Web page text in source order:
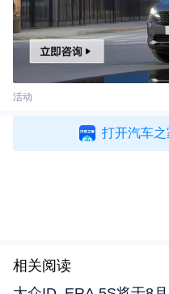
式的排气设置。
活动
打开汽车
相关阅读